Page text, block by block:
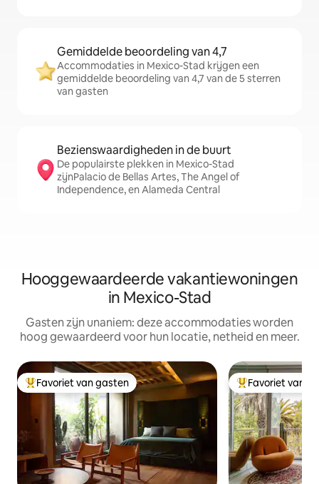
Gemiddelde beoordeling van 4,7
Accommodaties in Mexico-Stad krijgen een
gemiddelde beoordeling van 4,7 van de 5 sterren
van gasten
Bezienswaardigheden in de buurt
De populairste plekken in Mexico-Stad
zijnPalacio de Bellas Artes, The Angel of
Independence, en Alameda Central
Hooggewaardeerde vakantiewoningen
in Mexico-Stad
Gasten zijn unaniem: deze accommodaties worden
hoog gewaardeerd voor hun locatie, netheid en meer.
Topfavoriet van gasten
Favoriet van gasten Topfavoriet van
Favoriet van